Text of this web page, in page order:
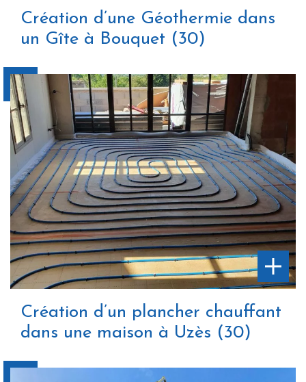
Création d’une Géothermie dans
un Gîte à Bouquet (30)
Création d’un plancher chauffant
dans une maison à Uzès (30)